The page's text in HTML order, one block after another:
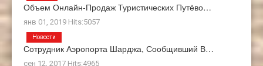
Объем Онлайн-Продаж Туристических Путёво…
янв 01, 2019 Hits:5057
Сотрудник Аэропорта Шарджа, Сообщивший В…
сен 12, 2017 Hits:4965
Новости